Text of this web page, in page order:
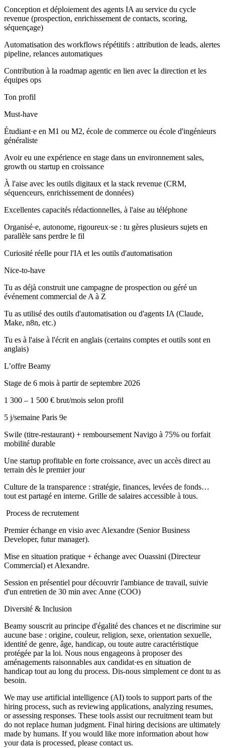
Conception et déploiement des agents IA au service du cycle
revenue (prospection, enrichissement de contacts, scoring,
séquençage)
Automatisation des workflows répétitifs : attribution de leads, alertes
pipeline, relances automatiques
Contribution à la roadmap agentic en lien avec la direction et les
équipes ops
Ton profil
Must-have
Étudiant·e en M1 ou M2, école de commerce ou école d'ingénieurs
généraliste
Avoir eu une expérience en stage dans un environnement sales,
growth ou startup en croissance
À l'aise avec les outils digitaux et la stack revenue (CRM,
séquenceurs, enrichissement de données)
Excellentes capacités rédactionnelles, à l'aise au téléphone
Organisé·e, autonome, rigoureux·se : tu gères plusieurs sujets en
parallèle sans perdre le fil
Curiosité réelle pour l'IA et les outils d'automatisation
Nice-to-have
Tu as déjà construit une campagne de prospection ou géré un
événement commercial de A à Z
Tu as utilisé des outils d'automatisation ou d'agents IA (Claude,
Make, n8n, etc.)
Tu es à l'aise à l'écrit en anglais (certains comptes et outils sont en
anglais)
L’offre Beamy
Stage de 6 mois à partir de septembre 2026
1 300 – 1 500 € brut/mois selon profil
5 j/semaine Paris 9e
Swile (titre-restaurant) + remboursement Navigo à 75% ou forfait
mobilité durable
Une startup profitable en forte croissance, avec un accès direct au
terrain dès le premier jour
Culture de la transparence : stratégie, finances, levées de fonds…
tout est partagé en interne. Grille de salaires accessible à tous.
️ Process de recrutement
Premier échange en visio avec Alexandre (Senior Business
Developer, futur manager).
Mise en situation pratique + échange avec Ouassini (Directeur
Commercial) et Alexandre.
Session en présentiel pour découvrir l'ambiance de travail, suivie
d'un entretien de 30 min avec Anne (COO)
Diversité & Inclusion
Beamy souscrit au principe d'égalité des chances et ne discrimine sur
aucune base : origine, couleur, religion, sexe, orientation sexuelle,
identité de genre, âge, handicap, ou toute autre caractéristique
protégée par la loi. Nous nous engageons à proposer des
aménagements raisonnables aux candidat·es en situation de
handicap tout au long du process. Dis-nous simplement ce dont tu as
besoin.
We may use artificial intelligence (AI) tools to support parts of the
hiring process, such as reviewing applications, analyzing resumes,
or assessing responses. These tools assist our recruitment team but
do not replace human judgment. Final hiring decisions are ultimately
made by humans. If you would like more information about how
your data is processed, please contact us.